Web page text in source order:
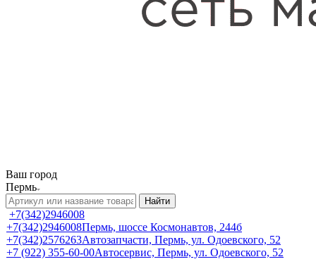
Ваш город
Пермь
Найти
+7(342)2946008
+7(342)2946008Пермь, шоссе Космонавтов, 244б
+7(342)2576263Автозапчасти, Пермь, ул. Одоевского, 52
+7 (922) 355-60-00Автосервис, Пермь, ул. Одоевского, 52